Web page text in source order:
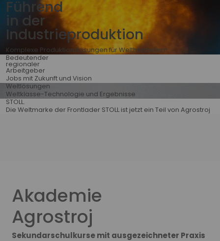
Führend
in der
Industrieproduktion
Komplexe Produktionslösungen für Weltherstellern
Bedeutender
regionaler
Arbeitgeber
Jobs mit Zukunft und Vision
Weltlösungen
Weltklasse-Technologie und Ergebnisse
STOLL.
Die Weltmarke der Frontlader STOLL ist jetzt ein Teil von Agrostroj
Akademie
Agrostroj
Sekundarschulkurse mit ausgezeichneter Praxis